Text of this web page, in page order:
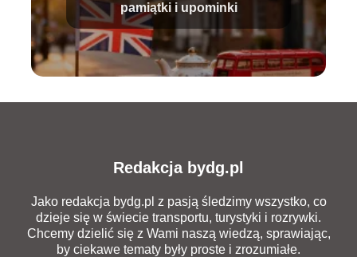
pamiątki i upominki
Redakcja bydg.pl
Jako redakcja bydg.pl z pasją śledzimy wszystko, co
dzieje się w świecie transportu, turystyki i rozrywki.
Chcemy dzielić się z Wami naszą wiedzą, sprawiając,
by ciekawe tematy były proste i zrozumiałe.